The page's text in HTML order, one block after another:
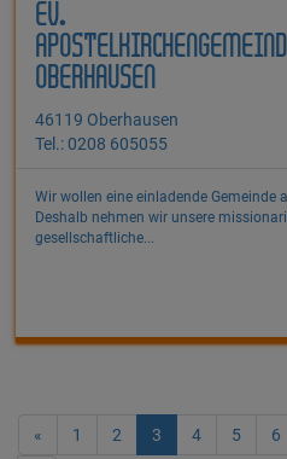
EV.
OBERHAUSEN
46119 Oberhausen
Tel.: 0208 605055
Wir wollen eine einladende Gemeinde
Deshalb nehmen wir unsere
gesellschaftliche...
« 1 2 3 4 5 6